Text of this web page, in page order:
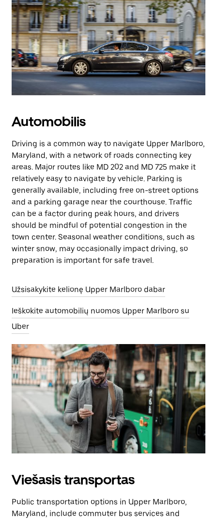
Automobilis
Driving is a common way to navigate Upper Marlboro,
Maryland, with a network of roads connecting key
areas. Major routes like MD 202 and MD 725 make it
relatively easy to navigate by vehicle. Parking is
generally available, including free on-street options
and a parking garage near the courthouse. Traffic
can be a factor during peak hours, and drivers
should be mindful of potential congestion in the
town center. Seasonal weather conditions, such as
winter snow, may occasionally impact driving, so
preparation is important for safe travel.
Užsisakykite kelionę Upper Marlboro dabar
Ieškokite automobilių nuomos Upper Marlboro su
Uber
Viešasis transportas
Public transportation options in Upper Marlboro,
Maryland, include commuter bus services and